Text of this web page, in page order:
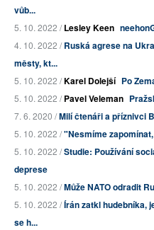
vůb...
5. 10. 2022 /Lesley Keen
4. 10. 2022 /Ruská agrese na
městy, kt...
5. 10. 2022 /Karel Dolejší Po
5. 10. 2022 /Pavel Veleman
7. 6. 2020 /Milí čtenáři a příznivci
5. 10. 2022 /"Nesmíme
5. 10. 2022 /Studie: Používání
deprese
5. 10. 2022 /Může NATO odradit
5. 10. 2022 /Írán zatkl hudebníka,
se h...